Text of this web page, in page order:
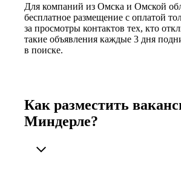
Для компаний из Омска и Омской
бесплатное размещение с оплатой
за просмотры контактов тех, кто
такие объявления каждые 3 дня
в поиске.
Как разместить
Миндерле?